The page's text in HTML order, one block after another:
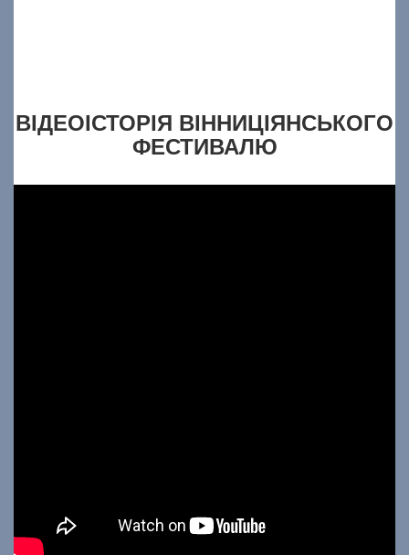
ВІДЕОІСТОРІЯ ВІННИЦІЯНСЬКОГО
ФЕСТИВАЛЮ